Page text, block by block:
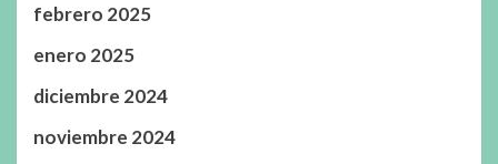
febrero 2025
enero 2025
diciembre 2024
noviembre 2024